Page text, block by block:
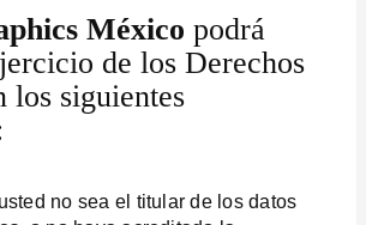
México podrá
de los Derechos
los siguientes
no sea el titular de los datos